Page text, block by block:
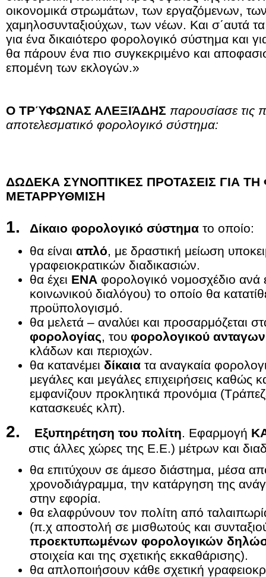
οικονομικά στρωμάτων, των εργαζόμενων,
χαμηλοσυνταξιούχων, των νέων. Και σ΄αυτά τα
για ένα δικαιότερο φορολογικό σύστημα και
θα πάρουν ένα πιο συγκεκριμένο και
επομένη των εκλογών.»
Ο ΤΡΎΦΩΝΑΣ ΑΛΕΞΙΆΔΗΣ παρουσίασε τις
αποτελεσματικό φορολογικό σύστημα:
ΔΩΔΕΚΑ ΣΥΝΟΠΤΙΚΕΣ ΠΡΟΤΑΣΕΙΣ ΓΙΑ
ΜΕΤΑΡΡΥΘΜΙΣΗ
1. Δίκαιο φορολογικό σύστημα το οποίο:
θα είναι απλό, με δραστική μείωση
γραφειοκρατικών διαδικασιών.
θα έχει ΕΝΑ φορολογικό νομοσχέδιο ανά
κοινωνικού διαλόγου) το οποίο θα
προϋπολογισμό.
θα μελετά – αναλύει και προσαρμόζεται
φορολογίας, του φορολογικού
κλάδων και περιοχών.
θα κατανέμει δίκαια τα αναγκαία
μεγάλες και μεγάλες επιχειρήσεις καθώς
εμφανίζουν προκλητικά προνόμια
κατασκευές κλπ).
2. Εξυπηρέτηση του πολίτη. Εφαρμογή
στις άλλες χώρες της Ε.Ε.) μέτρων και
θα επιτύχουν σε άμεσο διάστημα, μέσα
χρονοδιάγραμμα, την κατάργηση της
στην εφορία.
θα ελαφρύνουν τον πολίτη από
(π.χ αποστολή σε μισθωτούς και
προεκτυπωμένων φορολογικών
στοιχεία και της σχετικής εκκαθάρισης).
θα απλοποιήσουν κάθε σχετική